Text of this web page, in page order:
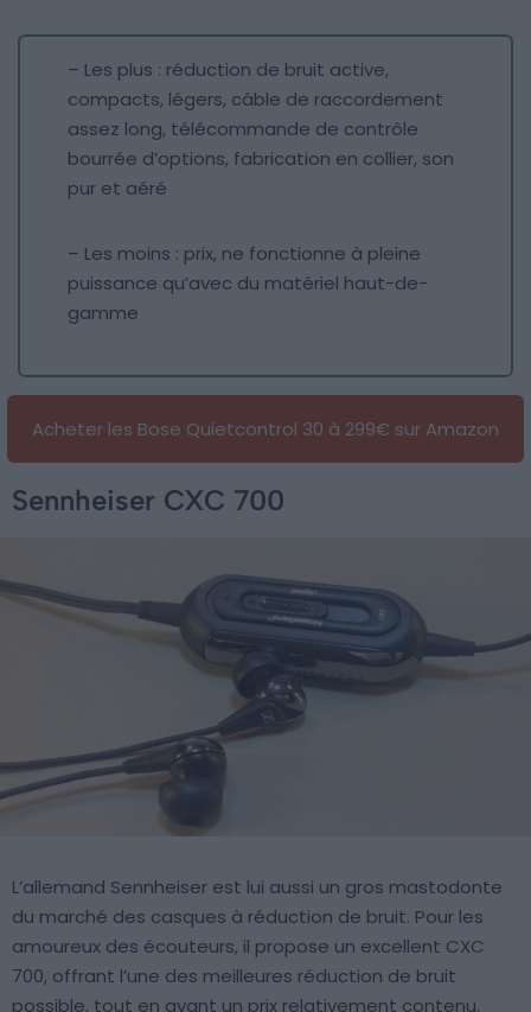
– Les plus : réduction de bruit active,
compacts, légers, câble de raccordement
assez long, télécommande de contrôle
bourrée d’options, fabrication en collier, son
pur et aéré
– Les moins : prix, ne fonctionne à pleine
puissance qu’avec du matériel haut-de-
gamme
Acheter les Bose Quietcontrol 30 à 299€ sur Amazon
Sennheiser CXC 700
L’allemand Sennheiser est lui aussi un gros mastodonte
du marché des casques à réduction de bruit. Pour les
amoureux des écouteurs, il propose un excellent CXC
700, offrant l’une des meilleures réduction de bruit
possible, tout en ayant un prix relativement contenu.